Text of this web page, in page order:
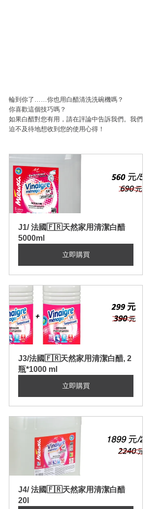
輪到你了……你也用白醋清洗洗碗機嗎？
你喜歡這個技巧嗎？
如果白醋對您有用，請在評論中告訴我們。我們
迫不及待地想收到您的使用心得！
J1/ 法國🇫🇷天然家用清潔白醋
5000ml
立即購買
J3/法國🇫🇷天然家用清潔白醋, 2
瓶*1000 ml
立即購買
J4/ 法國🇫🇷天然家用清潔白醋
20l